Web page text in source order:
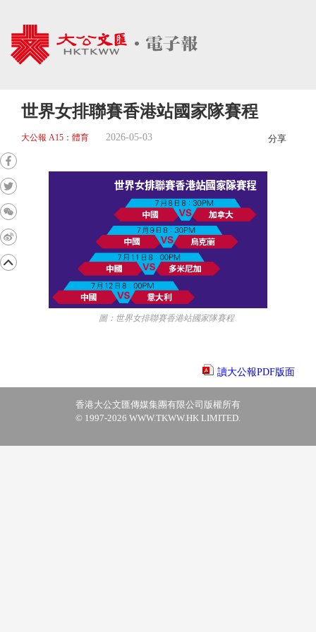
世界女排聯賽香港站國家隊賽程
大公報 A15：體育 2026-05-03 分享
圖：世界女排聯賽香港站國家隊賽程
讀大公報PDF版面
香港大公文匯傳媒集團有限公司版權所有
© 1997-2026 WWW.TKWW.HK LIMITED.